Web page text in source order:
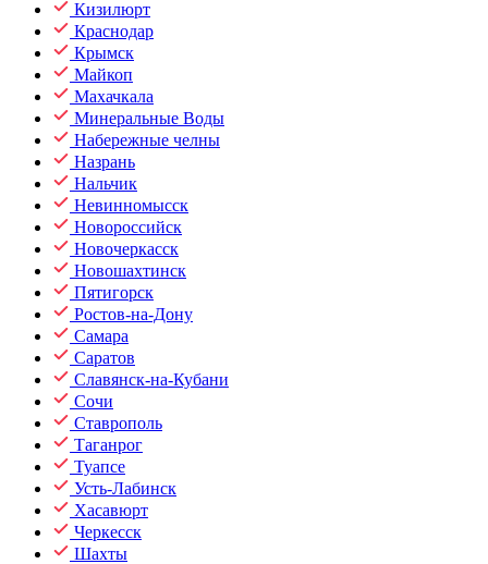
Кизилюрт
Краснодар
Крымск
Майкоп
Махачкала
Минеральные Воды
Набережные челны
Назрань
Нальчик
Невинномысск
Новороссийск
Новочеркасск
Новошахтинск
Пятигорск
Ростов-на-Дону
Самара
Саратов
Славянск-на-Кубани
Сочи
Ставрополь
Таганрог
Туапсе
Усть-Лабинск
Хасавюрт
Черкесск
Шахты